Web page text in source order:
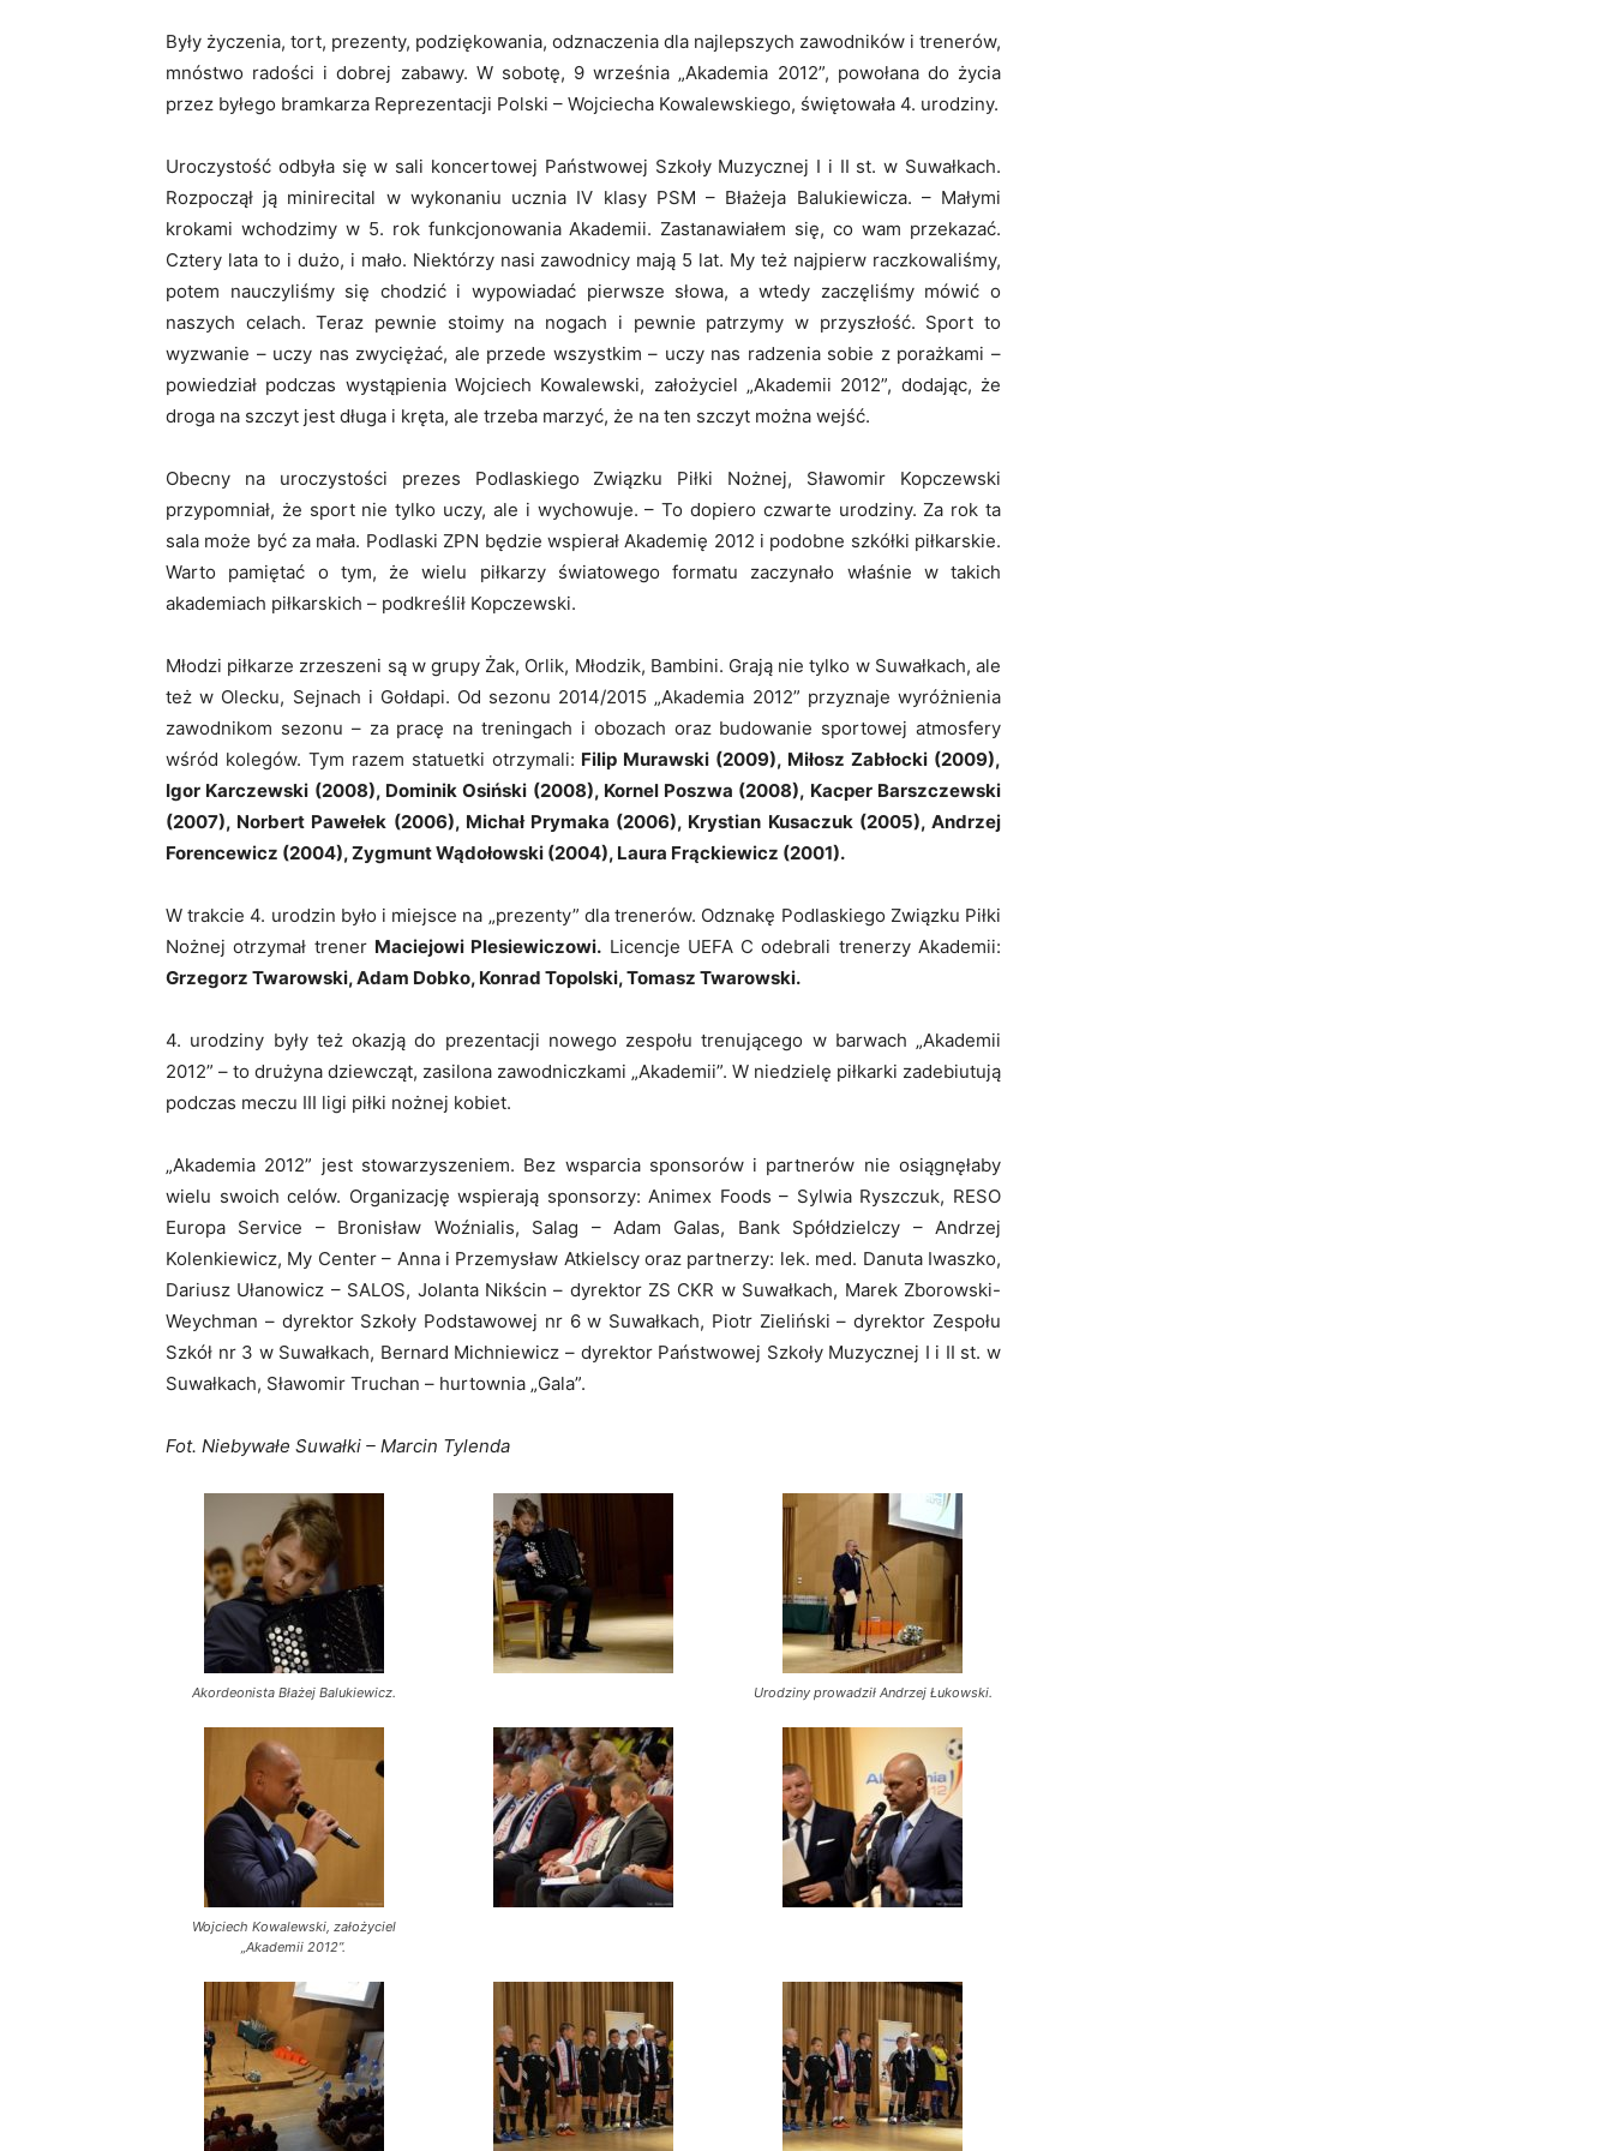
Były życzenia, tort, prezenty, podziękowania, odznaczenia dla najlepszych zawodników i trenerów,
mnóstwo radości i dobrej zabawy. W sobotę, 9 września „Akademia 2012”, powołana do życia
przez byłego bramkarza Reprezentacji Polski – Wojciecha Kowalewskiego, świętowała 4. urodziny.
Uroczystość odbyła się w sali koncertowej Państwowej Szkoły Muzycznej I i II st. w Suwałkach.
Rozpoczął ją minirecital w wykonaniu ucznia IV klasy PSM – Błażeja Balukiewicza. – Małymi
krokami wchodzimy w 5. rok funkcjonowania Akademii. Zastanawiałem się, co wam przekazać.
Cztery lata to i dużo, i mało. Niektórzy nasi zawodnicy mają 5 lat. My też najpierw raczkowaliśmy,
potem nauczyliśmy się chodzić i wypowiadać pierwsze słowa, a wtedy zaczęliśmy mówić o
naszych celach. Teraz pewnie stoimy na nogach i pewnie patrzymy w przyszłość. Sport to
wyzwanie – uczy nas zwyciężać, ale przede wszystkim – uczy nas radzenia sobie z porażkami –
powiedział podczas wystąpienia Wojciech Kowalewski, założyciel „Akademii 2012”, dodając, że
droga na szczyt jest długa i kręta, ale trzeba marzyć, że na ten szczyt można wejść.
Obecny na uroczystości prezes Podlaskiego Związku Piłki Nożnej, Sławomir Kopczewski
przypomniał, że sport nie tylko uczy, ale i wychowuje. – To dopiero czwarte urodziny. Za rok ta
sala może być za mała. Podlaski ZPN będzie wspierał Akademię 2012 i podobne szkółki piłkarskie.
Warto pamiętać o tym, że wielu piłkarzy światowego formatu zaczynało właśnie w takich
akademiach piłkarskich – podkreślił Kopczewski.
Młodzi piłkarze zrzeszeni są w grupy Żak, Orlik, Młodzik, Bambini. Grają nie tylko w Suwałkach, ale
też w Olecku, Sejnach i Gołdapi. Od sezonu 2014/2015 „Akademia 2012” przyznaje wyróżnienia
zawodnikom sezonu – za pracę na treningach i obozach oraz budowanie sportowej atmosfery
wśród kolegów. Tym razem statuetki otrzymali: Filip Murawski (2009), Miłosz Zabłocki (2009),
Igor Karczewski (2008), Dominik Osiński (2008), Kornel Poszwa (2008), Kacper Barszczewski
(2007), Norbert Pawełek (2006), Michał Prymaka (2006), Krystian Kusaczuk (2005), Andrzej
Forencewicz (2004), Zygmunt Wądołowski (2004), Laura Frąckiewicz (2001).
W trakcie 4. urodzin było i miejsce na „prezenty” dla trenerów. Odznakę Podlaskiego Związku Piłki
Nożnej otrzymał trener Maciejowi Plesiewiczowi. Licencje UEFA C odebrali trenerzy Akademii:
Grzegorz Twarowski, Adam Dobko, Konrad Topolski, Tomasz Twarowski.
4. urodziny były też okazją do prezentacji nowego zespołu trenującego w barwach „Akademii
2012” – to drużyna dziewcząt, zasilona zawodniczkami „Akademii”. W niedzielę piłkarki zadebiutują
podczas meczu III ligi piłki nożnej kobiet.
„Akademia 2012” jest stowarzyszeniem. Bez wsparcia sponsorów i partnerów nie osiągnęłaby
wielu swoich celów. Organizację wspierają sponsorzy: Animex Foods – Sylwia Ryszczuk, RESO
Europa Service – Bronisław Woźnialis, Salag – Adam Galas, Bank Spółdzielczy – Andrzej
Kolenkiewicz, My Center – Anna i Przemysław Atkielscy oraz partnerzy: lek. med. Danuta Iwaszko,
Dariusz Ułanowicz – SALOS, Jolanta Nikścin – dyrektor ZS CKR w Suwałkach, Marek Zborowski-
Weychman – dyrektor Szkoły Podstawowej nr 6 w Suwałkach, Piotr Zieliński – dyrektor Zespołu
Szkół nr 3 w Suwałkach, Bernard Michniewicz – dyrektor Państwowej Szkoły Muzycznej I i II st. w
Suwałkach, Sławomir Truchan – hurtownia „Gala”.
Fot. Niebywałe Suwałki – Marcin Tylenda
Akordeonista Błażej Balukiewicz. Urodziny prowadził Andrzej Łukowski.
Wojciech Kowalewski, założyciel
„Akademii 2012”.